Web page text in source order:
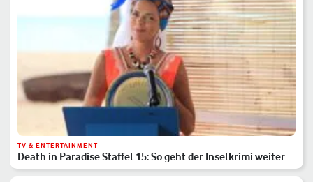
TV & ENTERTAINMENT
Death in Paradise Staffel 15: So geht der Inselkrimi weiter